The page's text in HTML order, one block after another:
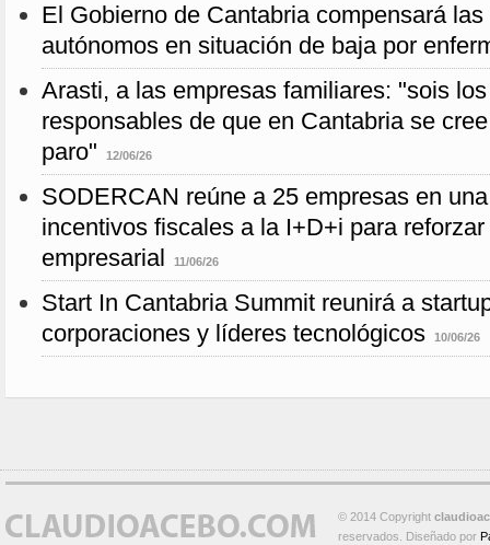
El Gobierno de Cantabria compensará
autónomos en situación de baja por
Arasti, a las empresas familiares: "sois
responsables de que en Cantabria se
paro"
12/06/26
SODERCAN reúne a 25 empresas en
incentivos fiscales a la I+D+i para
empresarial
11/06/26
Start In Cantabria Summit reunirá a
corporaciones y líderes tecnológicos
10/06/26
© 2014 Copyright
reservados. Diseñado por